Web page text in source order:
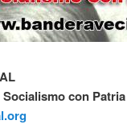
con Patria